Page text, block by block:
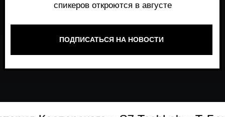
Место, где можно получить честный,
работает и формирует рынок генеративного